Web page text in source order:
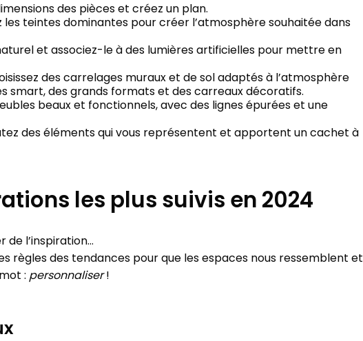
des pièces et créez un plan.
teintes dominantes pour créer l’atmosphère souhaitée dans
et associez-le à des lumières artificielles pour mettre en
des carrelages muraux et de sol adaptés à l’atmosphère
smart, des grands formats et des carreaux décoratifs.
beaux et fonctionnels, avec des lignes épurées et une
des éléments qui vous représentent et apportent un cachet à
les plus suivis en 2024
l’inspiration...
règles des tendances pour que les espaces nous ressemblent et
: personnaliser!